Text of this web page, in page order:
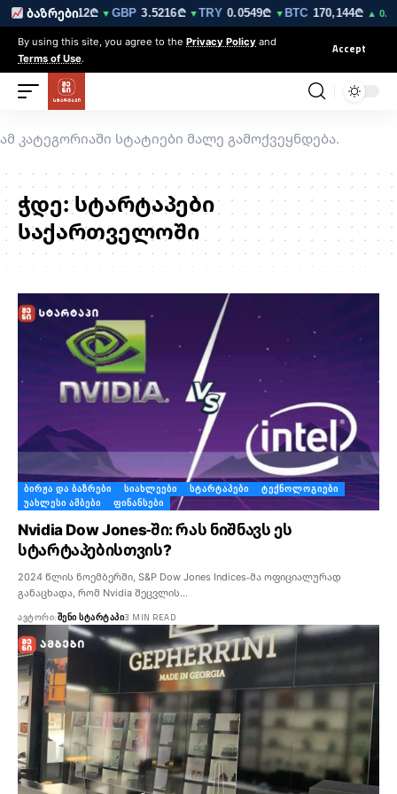
ბაზრები
▼EUR3.0212₾▼GBP3.5216₾▼TRY0.0549₾▼BTC170,144₾▲
By using this site, you agree to the Privacy Policy and
Terms of Use.
Accept
ამ კატეგორიაში სტატიები მალე გამოქვეყნდება.
ჭდე:სტარტაპები
საქართველოში
ᲑᲘᲠᲟᲐ ᲓᲐ ᲑᲐᲖᲠᲔᲑᲘ ᲡᲘᲐᲮᲚᲔᲔᲑᲘ ᲡᲢᲐᲠᲢᲐᲞᲔᲑᲘ
ᲢᲔᲥᲜᲝᲚᲝᲒᲘᲔᲑᲘ
ᲣᲐᲮᲚᲔᲡᲘ ᲐᲛᲑᲔᲑᲘ
ᲤᲘᲜᲐᲜᲡᲔᲑᲘ
Nvidia Dow Jones-ში: რას ნიშნავს ეს
სტარტაპებისთვის?
2024 წლის ნოემბერში, S&P Dow Jones Indices-მა ოფიციალურად
განაცხადა, რომ Nvidia შეცვლის…
ᲐᲕᲢᲝᲠᲘ:ᲨᲔᲜᲘ ᲡᲢᲐᲠᲢᲐᲞᲘ3 MIN READ